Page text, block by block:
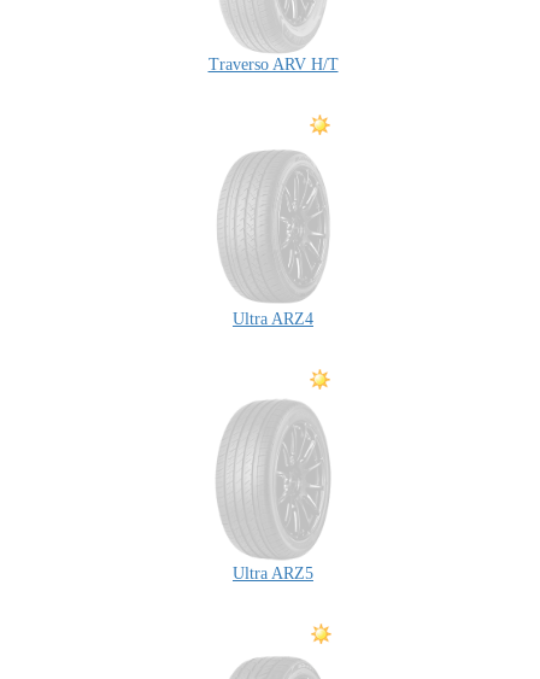
Traverso ARV H/T
Ultra ARZ4
Ultra ARZ5